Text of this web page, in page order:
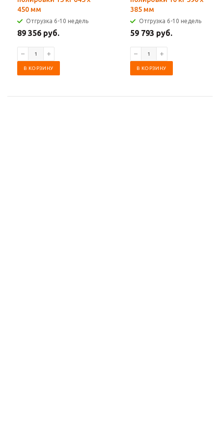
450 мм
Отгрузка 6-10 недель
89 356 руб.
В КОРЗИНУ
385 мм
Отгрузка 6-10 недель
59 793 руб.
В КОРЗИНУ